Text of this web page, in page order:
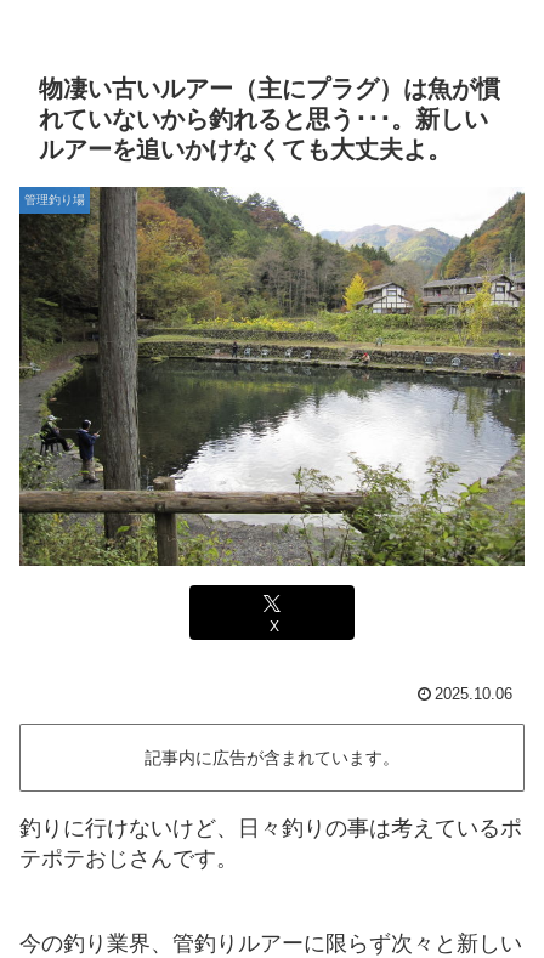
物凄い古いルアー（主にプラグ）は魚が慣
れていないから釣れると思う･･･。新しい
ルアーを追いかけなくても大丈夫よ。
管理釣り場
X
2025.10.06
記事内に広告が含まれています。
釣りに行けないけど、日々釣りの事は考えているポ
テポテおじさんです。
今の釣り業界、管釣りルアーに限らず次々と新しい